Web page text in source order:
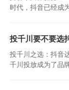
时代，抖音已经成
投千川要不要选
投千川之选：抖音
千川投放成为了品